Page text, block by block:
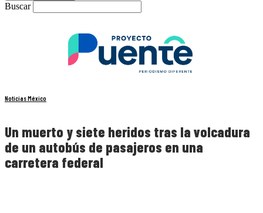
Buscar
Noticias México
Un muerto y siete heridos tras la volcadura
de un autobús de pasajeros en una
carretera federal